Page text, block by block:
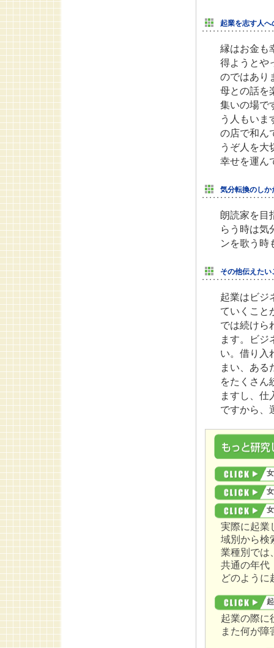
起業を志す人へ
縁はお金も
得ようとや
のではあり
母との話を
集いの場で
う人もいま
の店で和ん
うぞ人を大
幸せを運ん
気分転換のしか
朗読家を目
らう時は気
ンを歌う時
その他伝えたい
起業はビジ
ていくこと
では続けら
ます。ビジ
い。借り入
まい、ある
をたくさん
ますし、仕
ですから、
実際に起業
域別から検
業種別では
共通の年代
どのように
起業の際に
また何が障